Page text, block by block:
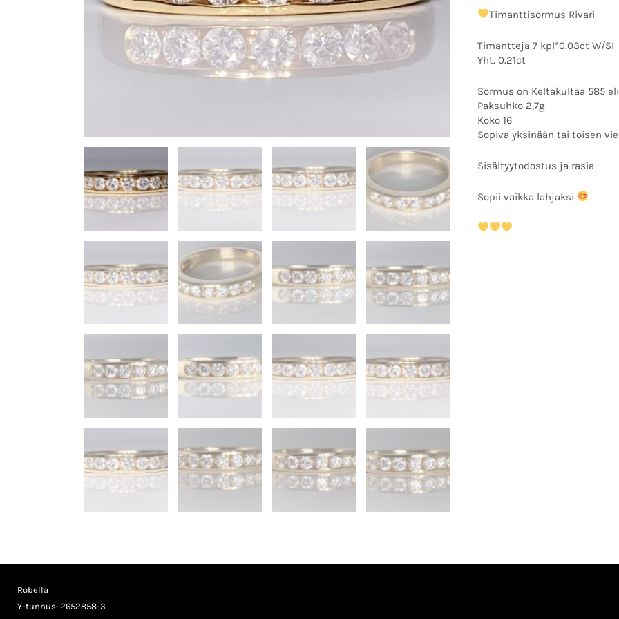
Timanttisormus Rivari
Timantteja 7 kpl*0.03ct W/SI
Yht. 0.21ct
Sormus on Keltakultaa 585 eli
Paksuhko 2,7g
Koko 16
Sopiva yksinään tai toisen
Sisältyytodostus ja rasia
Sopii vaikka lahjaksi
Robella
Y-tunnus: 2652858-3